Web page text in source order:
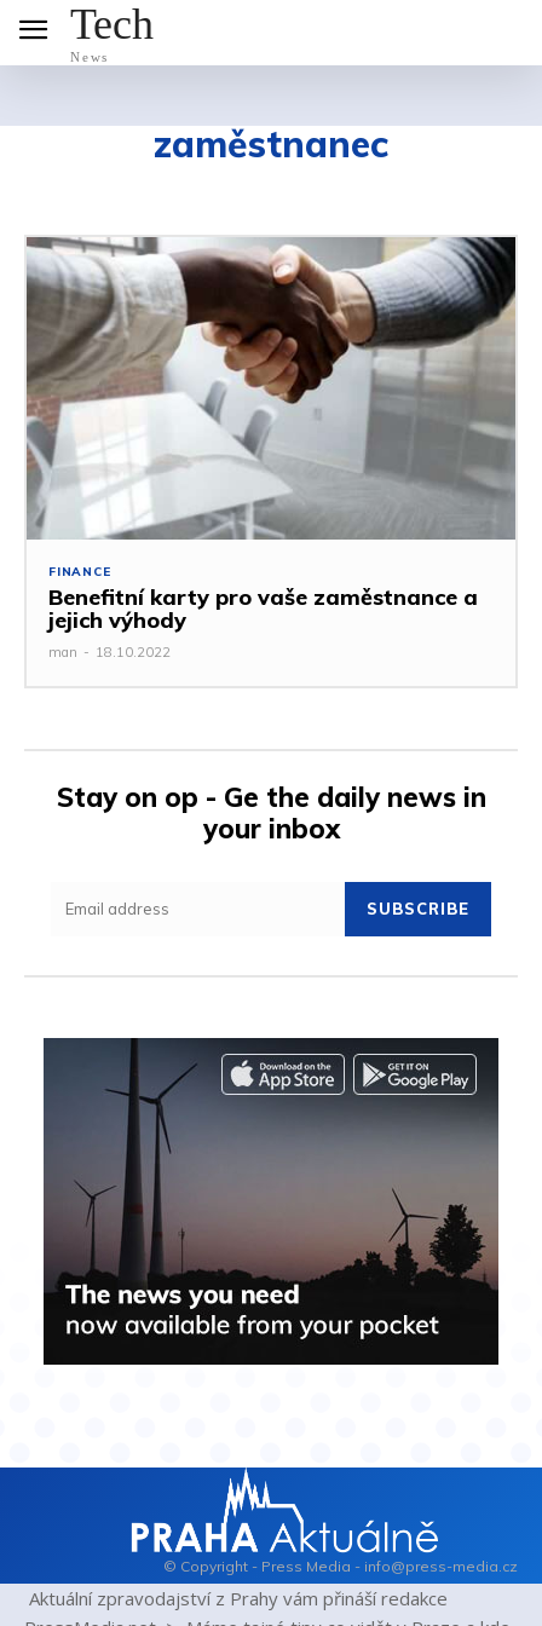
Tech
News
zaměstnanec
FINANCE
Benefitní karty pro vaše zaměstnance a
jejich výhody
man - 18.10.2022
Stay on op - Ge the daily news in
your inbox
SUBSCRIBE
© Copyright - Press Media - info@press-media.cz
Aktuální zpravodajství z Prahy vám přináší redakce